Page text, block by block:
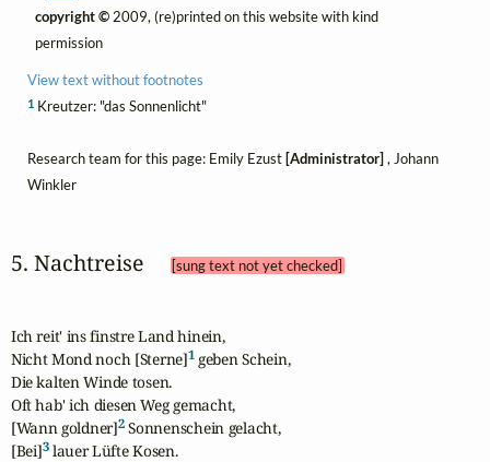
copyright ©2009, (re)printed on this website with kind
permission
View text without footnotes
1Kreutzer: "das Sonnenlicht"
Research team for this page: Emily Ezust [Administrator] , Johann
Winkler
5. Nachtreise [sung text not yet checked]
Ich reit' ins finstre Land hinein,
Nicht Mond noch [Sterne]1 geben Schein,
Die kalten Winde tosen.
Oft hab' ich diesen Weg gemacht,
[Wann goldner]2 Sonnenschein gelacht,
[Bei]3 lauer Lüfte Kosen.